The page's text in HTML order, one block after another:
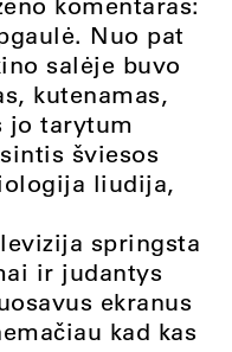
Nuo pat
salėje buvo
kutenamas,
jo tarytum
šviesos
liudija,
springsta
ir judantys
ekranus
kad kas